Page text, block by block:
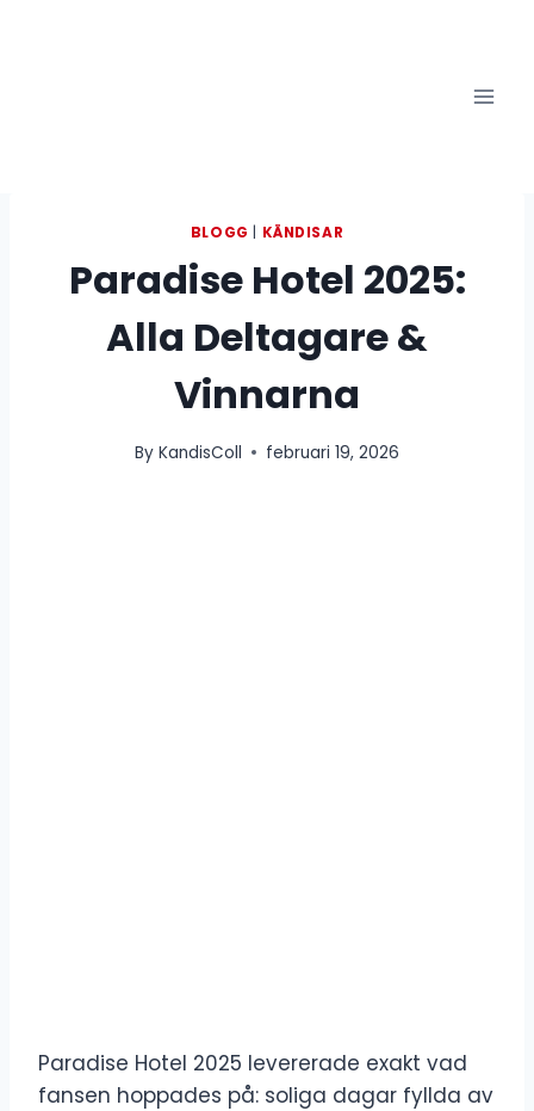
BLOGG KÄNDISAR
Paradise Hotel 2025:
Alla Deltagare &
Vinnarna
By KandisColl februari 19, 2026
Paradise Hotel 2025 levererade exakt vad
fansen hoppades på: soliga dagar fyllda av